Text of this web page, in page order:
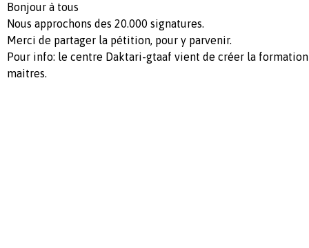
Bonjour à tous
Nous approchons des 20.000 signatures.
Merci de partager la pétition, pour y parvenir.
Pour info: le centre Daktari-gtaaf vient de créer la
maitres.